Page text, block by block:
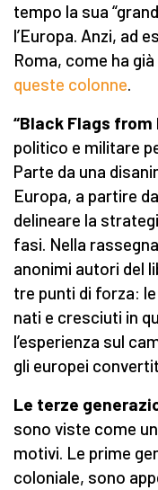
tempo la sua
l’Europa. Anzi, ad
Roma, come ha
queste colonne.
“Black Flags from
politico e militare
Parte da una
Europa, a partire
delineare la
fasi. Nella
anonimi autori del
tre punti di forza:
nati e cresciuti in
l’esperienza sul
gli europei
Le terze
sono viste come
motivi. Le prime
coloniale, sono